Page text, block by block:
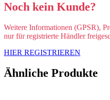
Noch kein Kunde?
Weitere Informationen (GPSR),
nur für registrierte Händler
HIER REGISTRIEREN
Ähnliche Produkte